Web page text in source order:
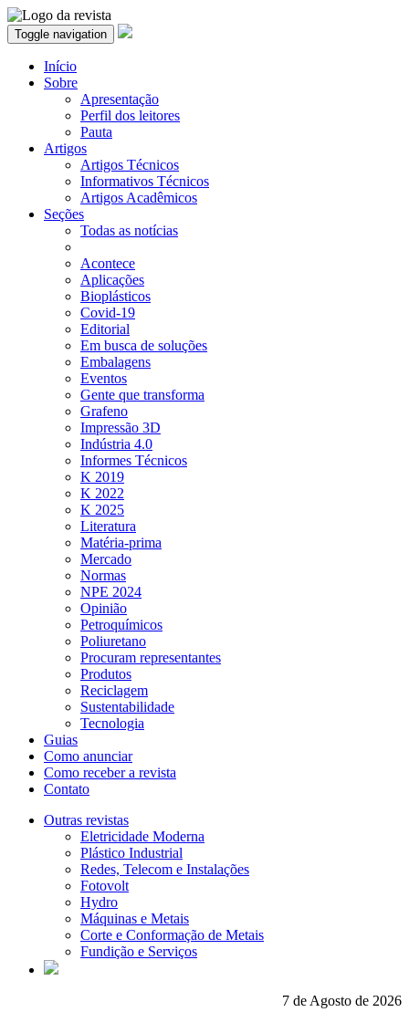
Toggle navigation
Início
Sobre
Apresentação
Perfil dos leitores
Pauta
Artigos
Artigos Técnicos
Informativos Técnicos
Artigos Acadêmicos
Seções
Todas as notícias
Acontece
Aplicações
Bioplásticos
Covid-19
Editorial
Em busca de soluções
Embalagens
Eventos
Gente que transforma
Grafeno
Impressão 3D
Indústria 4.0
Informes Técnicos
K 2019
K 2022
K 2025
Literatura
Matéria-prima
Mercado
Normas
NPE 2024
Opinião
Petroquímicos
Poliuretano
Procuram representantes
Produtos
Reciclagem
Sustentabilidade
Tecnologia
Guias
Como anunciar
Como receber a revista
Contato
Outras revistas
Eletricidade Moderna
Plástico Industrial
Redes, Telecom e Instalações
Fotovolt
Hydro
Máquinas e Metais
Corte e Conformação de Metais
Fundição e Serviços
7 de Agosto de 2026